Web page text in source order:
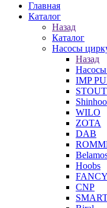
Главная
Каталог
Назад
Каталог
Насосы
Назад
IMP
STOUT
Shinhoo
WILO
ZOTA
DAB
Hoobs
FANCY
CNP